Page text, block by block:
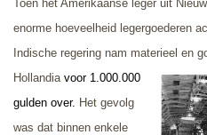
Toen het Amerikaanse leger uit
enorme hoeveelheid legergoederen
Indische regering nam materieel en
Hollandia voor 1.000.000
gulden over. Het gevolg
was dat binnen enkele